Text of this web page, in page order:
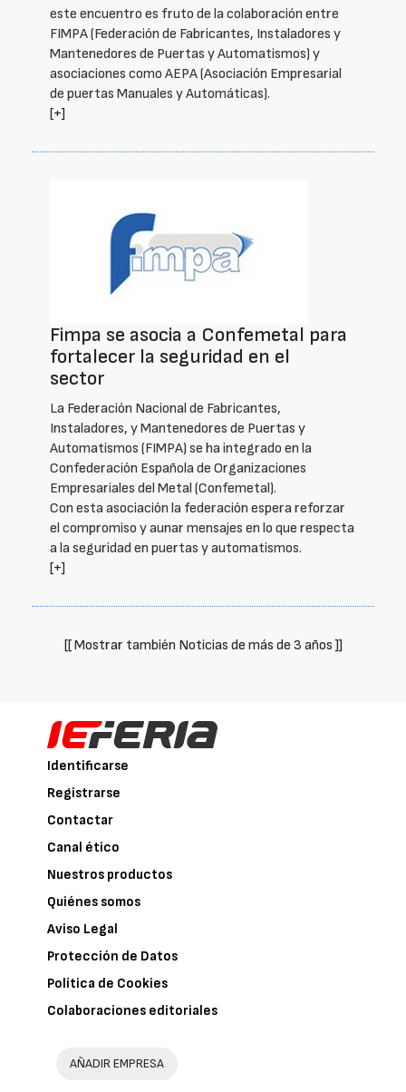
este encuentro es fruto de la colaboración entre
FIMPA (Federación de Fabricantes, Instaladores y
Mantenedores de Puertas y Automatismos) y
asociaciones como AEPA (Asociación Empresarial
de puertas Manuales y Automáticas).
[+]
Fimpa se asocia a Confemetal para
fortalecer la seguridad en el
sector
La Federación Nacional de Fabricantes,
Instaladores, y Mantenedores de Puertas y
Automatismos (FIMPA) se ha integrado en la
Confederación Española de Organizaciones
Empresariales del Metal (Confemetal).
Con esta asociación la federación espera reforzar
el compromiso y aunar mensajes en lo que respecta
a la seguridad en puertas y automatismos.
[+]
[[ Mostrar también Noticias de más de 3 años ]]
Identificarse
Registrarse
Contactar
Canal ético
Nuestros productos
Quiénes somos
Aviso Legal
Protección de Datos
Política de Cookies
Colaboraciones editoriales
AÑADIR EMPRESA